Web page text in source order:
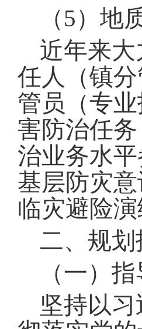
（5）地
近年来大
任人（镇
管员（专
害防治任务
治业务水
基层防灾
临灾避险
二、规
（一）
坚持以